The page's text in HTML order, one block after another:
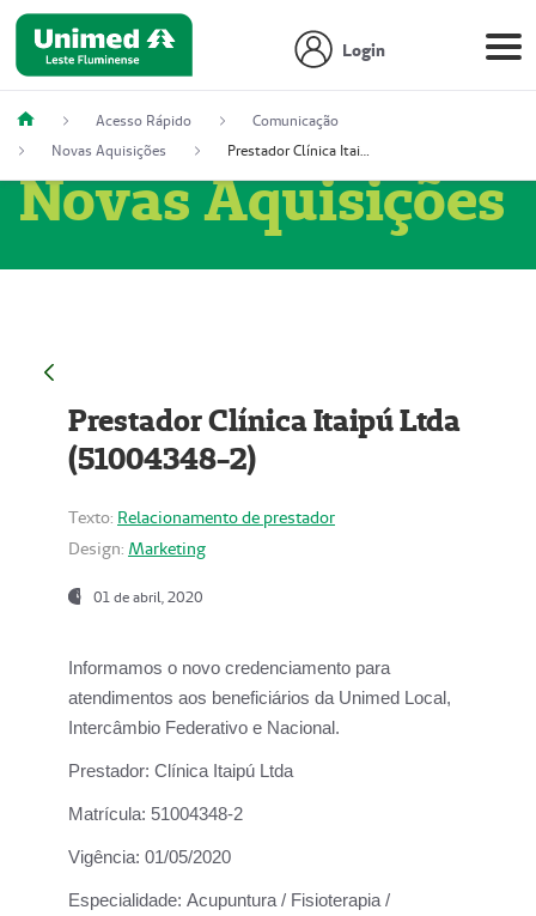
Login
Acesso Rápido
Comunicação
Novas Aquisições
Prestador Clínica Itaipú Ltda (51004348-2)
Novas Aquisições
Prestador Clínica Itaipú Ltda
(51004348-2)
Texto: Relacionamento de prestador
Design: Marketing
01 de abril, 2020
Informamos o novo credenciamento para
atendimentos aos beneficiários da Unimed Local,
Intercâmbio Federativo e Nacional.
Prestador: Clínica Itaipú Ltda
Matrícula: 51004348-2
Vigência: 01/05/2020
Especialidade: Acupuntura / Fisioterapia /